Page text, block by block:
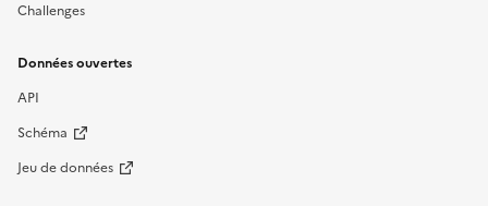
Challenges
Données ouvertes
API
Schéma
Jeu de données